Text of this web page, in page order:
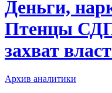
Деньги,
Птенцы
захват
Архив аналитики